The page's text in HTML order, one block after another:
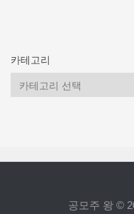
카테고리
카
테
공모주 왕 ©